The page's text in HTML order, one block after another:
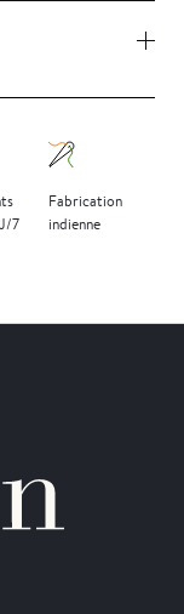
7
Fabrication
indienne